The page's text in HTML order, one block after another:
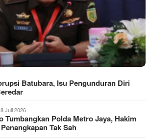
Batubara, Isu Pengunduran Diri
8 Juli 2026
Tumbangkan Polda Metro Jaya, Hakim
Tak Sah